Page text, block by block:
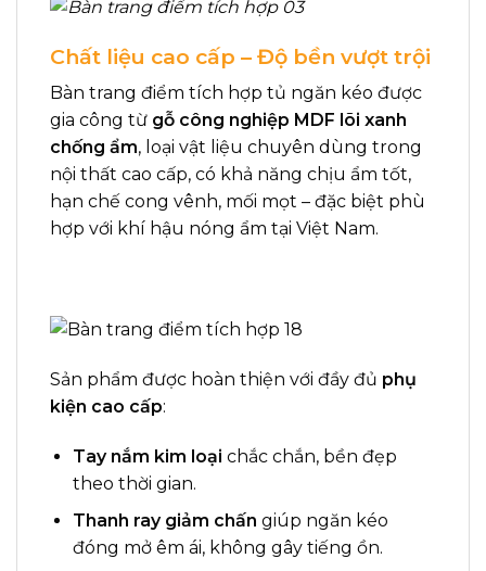
Chất liệu cao cấp – Độ bền vượt trội
Bàn trang điểm tích hợp tủ ngăn kéo được
gia công từ gỗ công nghiệp MDF lõi xanh
chống ẩm, loại vật liệu chuyên dùng trong
nội thất cao cấp, có khả năng chịu ẩm tốt,
hạn chế cong vênh, mối mọt – đặc biệt phù
hợp với khí hậu nóng ẩm tại Việt Nam.
Sản phẩm được hoàn thiện với đầy đủ phụ
kiện cao cấp:
Tay nắm kim loại chắc chắn, bền đẹp
theo thời gian.
Thanh ray giảm chấn giúp ngăn kéo
đóng mở êm ái, không gây tiếng ồn.